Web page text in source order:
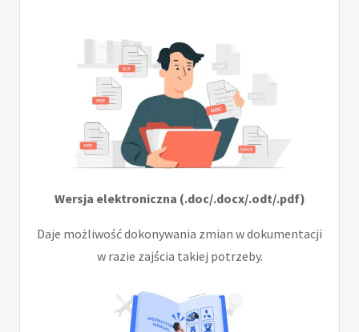
Wersja elektroniczna (.doc/.docx/.odt/.pdf)
Daje możliwość dokonywania zmian w dokumentacji
w razie zajścia takiej potrzeby.